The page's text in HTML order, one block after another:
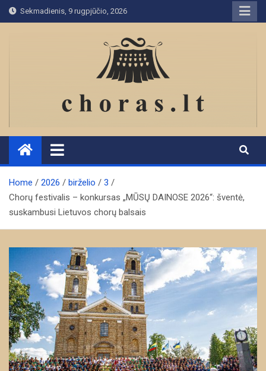
Skip
to
Sekmadienis, 9 rugpjūčio, 2026
Home 2026 birželio
3
Chorų festivalis – konkursas „MŪSŲ DAINOSE 2026“: šventė,
suskambusi Lietuvos chorų balsais